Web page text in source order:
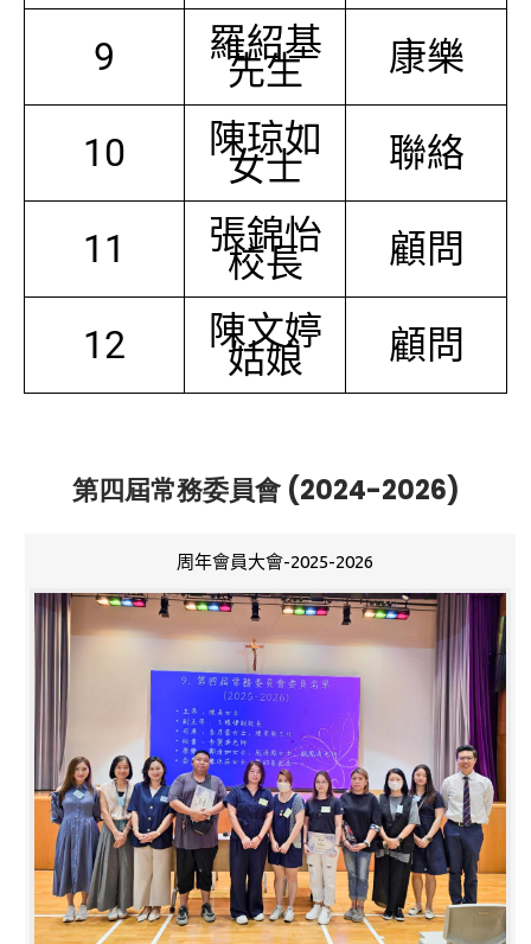
9 羅紹基
先生 康樂
10 陳琼如
女士 聯絡
11 張錦怡
校長 顧問
12 陳文婷
姑娘 顧問
第四屆常務委員會 (2024-2026)
周年會員大會-2025-2026